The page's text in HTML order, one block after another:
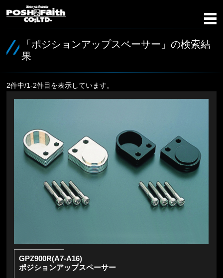
「ポジションアップスペーサー」の検索結
果
2件中/1-2件目を表示しています。
GPZ900R(A7-A16)
ポジションアップスペーサー